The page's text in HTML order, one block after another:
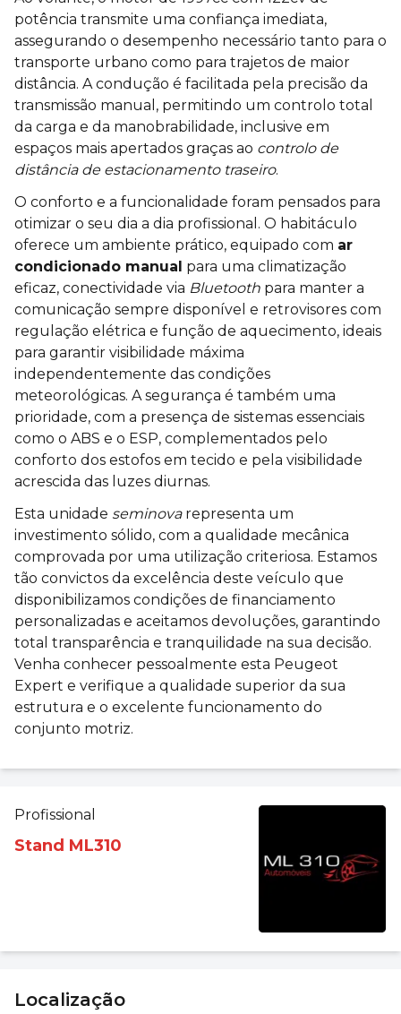
potência transmite uma confiança imediata,
assegurando o desempenho necessário tanto para o
transporte urbano como para trajetos de maior
distância. A condução é facilitada pela precisão da
transmissão manual, permitindo um controlo total
da carga e da manobrabilidade, inclusive em
espaços mais apertados graças ao controlo de
distância de estacionamento traseiro.
O conforto e a funcionalidade foram pensados para
otimizar o seu dia a dia profissional. O habitáculo
oferece um ambiente prático, equipado com ar
condicionado manual para uma climatização
eficaz, conectividade via Bluetooth para manter a
comunicação sempre disponível e retrovisores com
regulação elétrica e função de aquecimento, ideais
para garantir visibilidade máxima
independentemente das condições
meteorológicas. A segurança é também uma
prioridade, com a presença de sistemas essenciais
como o ABS e o ESP, complementados pelo
conforto dos estofos em tecido e pela visibilidade
acrescida das luzes diurnas.
Esta unidade seminovarepresenta um
investimento sólido, com a qualidade mecânica
comprovada por uma utilização criteriosa. Estamos
tão convictos da excelência deste veículo que
disponibilizamos condições de financiamento
personalizadas e aceitamos devoluções, garantindo
total transparência e tranquilidade na sua decisão.
Venha conhecer pessoalmente esta Peugeot
Expert e verifique a qualidade superior da sua
estrutura e o excelente funcionamento do
conjunto motriz.
Profissional
Stand ML310
Localização